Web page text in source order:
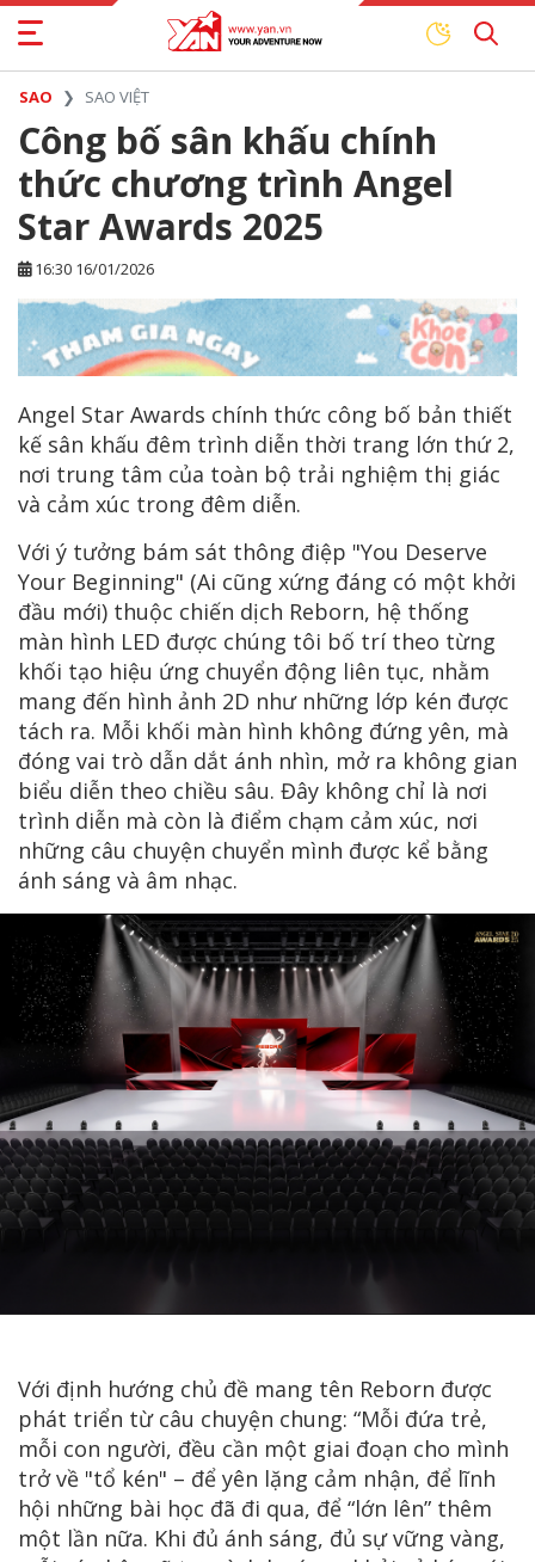
SAO SAO VIỆT
Công bố sân khấu chính
thức chương trình Angel
Star Awards 2025
16:30 16/01/2026
Angel Star Awards chính thức công bố bản thiết
kế sân khấu đêm trình diễn thời trang lớn thứ 2,
nơi trung tâm của toàn bộ trải nghiệm thị giác
và cảm xúc trong đêm diễn.
Với ý tưởng bám sát thông điệp "You Deserve
Your Beginning" (Ai cũng xứng đáng có một khởi
đầu mới) thuộc chiến dịch Reborn, hệ thống
màn hình LED được chúng tôi bố trí theo từng
khối tạo hiệu ứng chuyển động liên tục, nhằm
mang đến hình ảnh 2D như những lớp kén được
tách ra. Mỗi khối màn hình không đứng yên, mà
đóng vai trò dẫn dắt ánh nhìn, mở ra không gian
biểu diễn theo chiều sâu. Đây không chỉ là nơi
trình diễn mà còn là điểm chạm cảm xúc, nơi
những câu chuyện chuyển mình được kể bằng
ánh sáng và âm nhạc.
Với định hướng chủ đề mang tên Reborn được
phát triển từ câu chuyện chung: “Mỗi đứa trẻ,
mỗi con người, đều cần một giai đoạn cho mình
trở về "tổ kén" – để yên lặng cảm nhận, để lĩnh
hội những bài học đã đi qua, để “lớn lên” thêm
một lần nữa. Khi đủ ánh sáng, đủ sự vững vàng,